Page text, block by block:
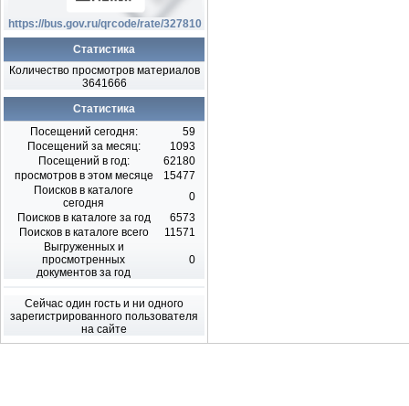
https://bus.gov.ru/qrcode/rate/327810
Статистика
Количество просмотров материалов
3641666
Статистика
Посещений сегодня:
59
Посещений за месяц:
1093
Посещений в год:
62180
просмотров в этом месяце
15477
Поисков в каталоге
сегодня
0
Поисков в каталоге за год
6573
Поисков в каталоге всего
11571
Выгруженных и
просмотренных
документов за год
0
Сейчас один гость и ни одного
зарегистрированного пользователя
на сайте